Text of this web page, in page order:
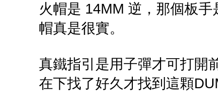
火帽是 14MM 逆，那個板
帽真是很實。
真鐵指引是用子彈才可打開
在下找了好久才找到這顆